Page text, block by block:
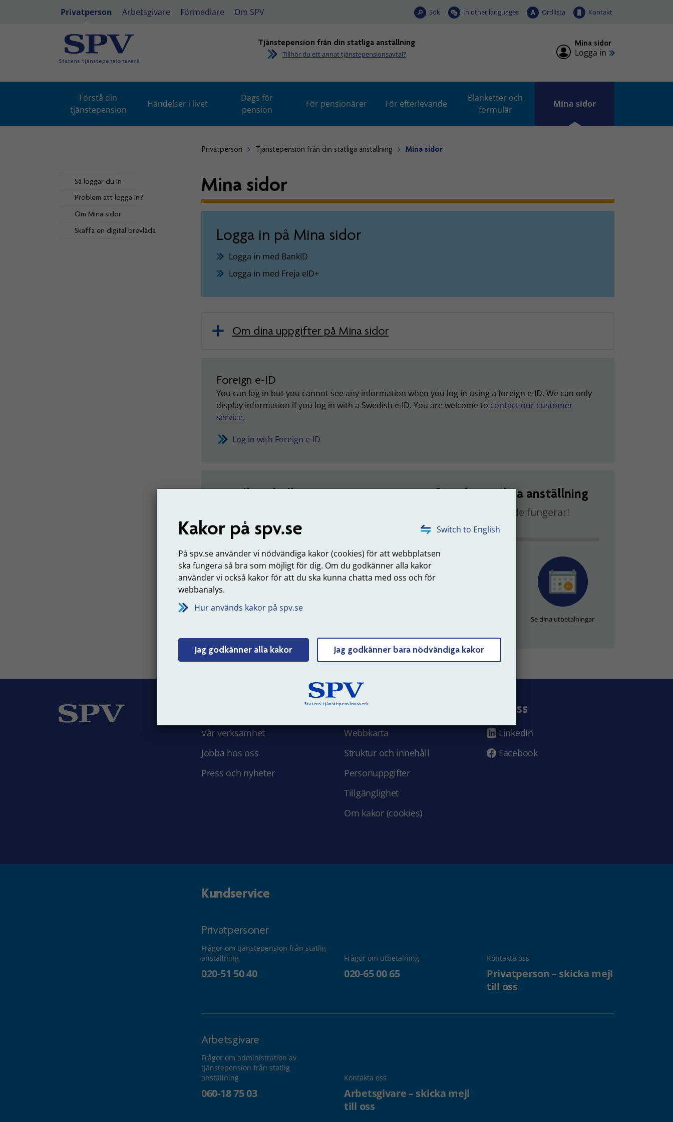
Switch to English
Kakor på spv.se
På spv.se använder vi nödvändiga kakor (cookies) för att webbplatsen
ska fungera så bra som möjligt för dig. Om du godkänner alla kakor
använder vi också kakor för att du ska kunna chatta med oss och för
webbanalys.
Hur används kakor på spv.se
Jag godkänner alla kakor Jag godkänner bara nödvändiga kakor
Privatperson Arbetsgivare Förmedlare Om SPV Sök In other languages Ordlista Kontakt
Tjänstepension från din statliga anställning
Tillhör du ett annat tjänstepensionsavtal?
Mina sidor
Logga in
Förstå din
tjänstepension
Händelser i livet
Dags för
pension
För pensionärer För efterlevande
Blanketter och
formulär
Mina sidor
Privatperson Tjänstepension från din statliga anställning Mina sidor
Så loggar du in
Problem att logga in?
Om Mina sidor
Skaffa en digital brevlåda
Mina sidor
Logga in på Mina sidor
Logga in med BankID
Logga in med Freja eID+
Om dina uppgifter på Mina sidor
Foreign e-ID
You can log in but you cannot see any information when you log in using a foreign e-ID. We can only
display information if you log in with a Swedish e-ID. You are welcome to contact our customer
service.
Log in with Foreign e-ID
Kolla in helheten i tjänstepensionen från din statliga anställning
Logga in och se vilka delar du har, värdet på dem och hur de fungerar!
Se dina utbetalningar
Vår verksamhet
Jobba hos oss
Press och nyheter
Om webbplatsen
Webbkarta
Struktur och innehåll
Personuppgifter
Tillgänglighet
Om kakor (cookies)
Följ oss
LinkedIn
Facebook
Kundservice
Privatpersoner
Frågor om tjänstepension från statlig
anställning
020-51 50 40
Frågor om utbetalning
020-65 00 65
Kontakta oss
Privatperson – skicka mejl
till oss
Arbetsgivare
Frågor om administration av
tjänstepension från statlig
anställning
060-18 75 03
Kontakta oss
Arbetsgivare – skicka mejl
till oss